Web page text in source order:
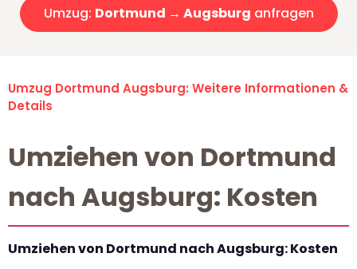
Umzug: Dortmund → Augsburg anfragen
Umzug Dortmund Augsburg: Weitere Informationen &
Details
Umziehen von Dortmund
nach Augsburg: Kosten
Umziehen von Dortmund nach Augsburg: Kosten